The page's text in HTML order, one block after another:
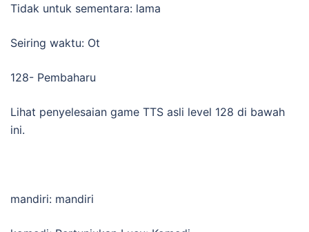
Tidak untuk sementara: lama
Seiring waktu: Ot
128- Pembaharu
Lihat penyelesaian game TTS asli level 128 di bawah
ini.
mandiri: mandiri